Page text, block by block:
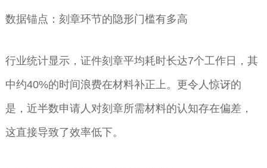
数据锚点：刻章环节的隐形门槛有多高
行业统计显示，证件刻章平均耗时长达7个工作日，其
中约40%的时间浪费在材料补正上。更令人惊讶的
是，近半数申请人对刻章所需材料的认知存在偏差，
这直接导致了效率低下。